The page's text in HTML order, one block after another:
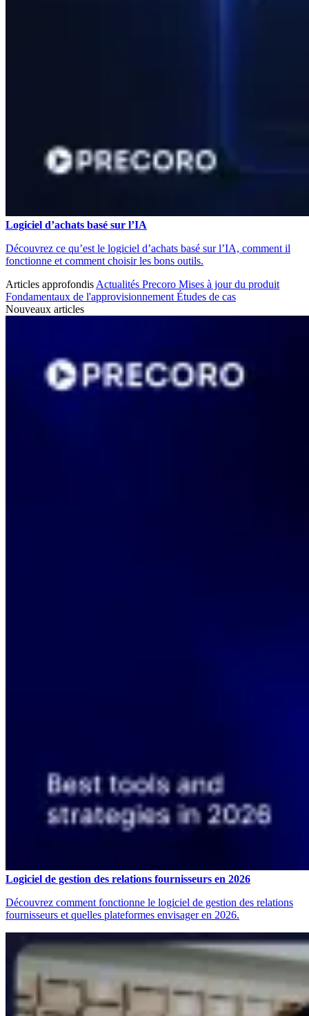
Logiciel d’achats basé sur l’IA
Découvrez ce qu’est le logiciel d’achats basé sur l’IA, comment il
fonctionne et comment choisir les bons outils.
Articles approfondis Actualités Precoro Mises à jour du produit
Fondamentaux de l'approvisionnement Études de cas
Nouveaux articles
Logiciel de gestion des relations fournisseurs en 2026
Découvrez comment fonctionne le logiciel de gestion des relations
fournisseurs et quelles plateformes envisager en 2026.